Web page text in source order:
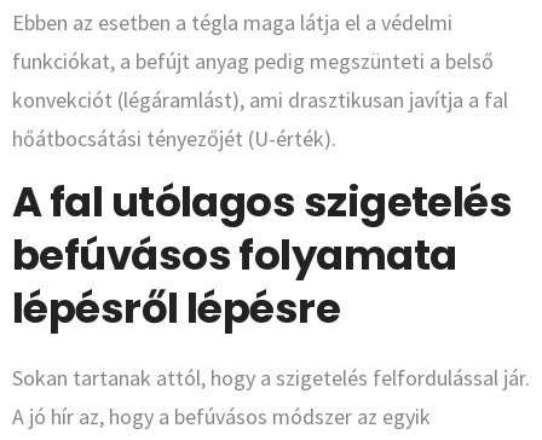
Ebben az esetben a tégla maga látja el a védelmi
funkciókat, a befújt anyag pedig megszünteti a belső
konvekciót (légáramlást), ami drasztikusan javítja a fal
hőátbocsátási tényezőjét (U-érték).
A fal utólagos szigetelés
befúvásos folyamata
lépésről lépésre
Sokan tartanak attól, hogy a szigetelés felfordulással jár.
A jó hír az, hogy a befúvásos módszer az egyik